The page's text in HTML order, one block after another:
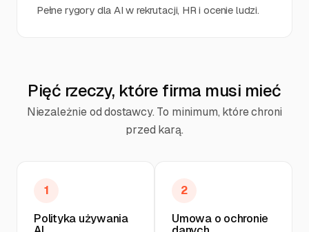
Pełne rygory dla AI w rekrutacji, HR i ocenie ludzi.
Pięć rzeczy, które firma musi mieć
Niezależnie od dostawcy. To minimum, które chroni
przed karą.
1
Polityka używania
2
Umowa o ochronie